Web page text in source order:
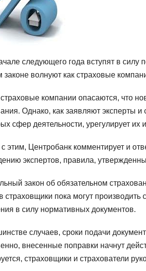
следующего года вступят в силу
законе волнуют как страховые
компании опасаются, что
Однако, как заявляют эксперты
сфер деятельности, урегулирует
с этим, Центробанк комментирует и
экспертов, правила,
закон об обязательном
страховщики пока могут
в силу нормативных документов.
случаев, сроки подачи
внесенные поправки начнут
страховщики и страхователи